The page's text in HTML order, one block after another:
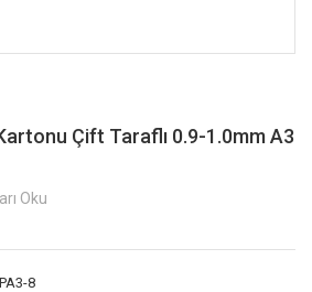
Çift Taraflı 0.9-1.0mm A3
Oku
8